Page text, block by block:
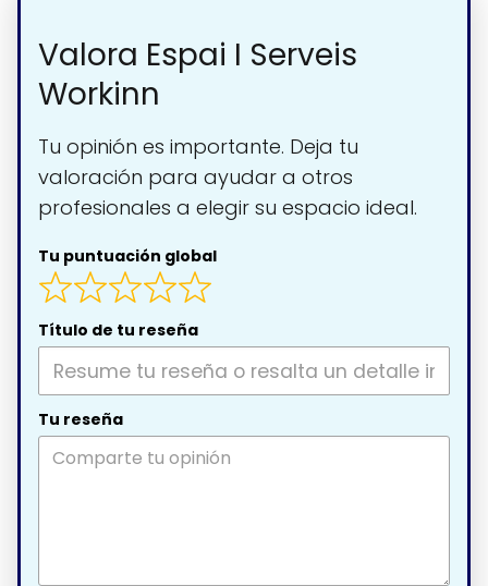
Valora Espai I Serveis
Workinn
Tu opinión es importante. Deja tu
valoración para ayudar a otros
profesionales a elegir su espacio ideal.
Tu puntuación global
Título de tu reseña
Tu reseña